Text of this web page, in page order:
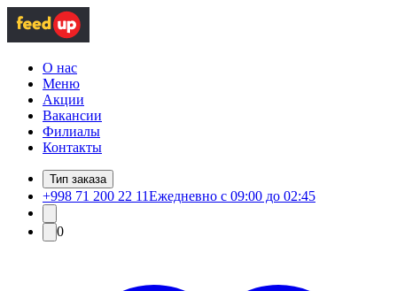
О нас
Меню
Акции
Вакансии
Филиалы
Контакты
Тип заказа
+998 71 200 22 11Ежедневно с 09:00 до 02:45
0